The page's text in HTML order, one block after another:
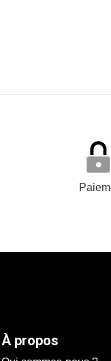
À propos